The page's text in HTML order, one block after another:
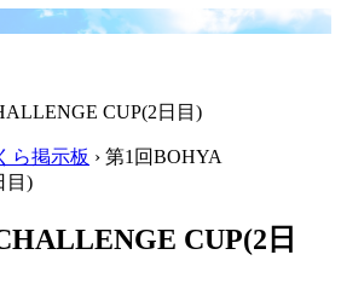
CUP(2日目)
ら掲示板 › 第1回BOHYA
目)
CUP(2日